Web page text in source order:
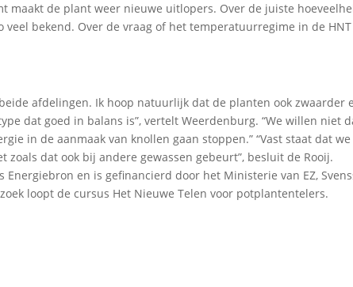
maakt de plant weer nieuwe uitlopers. Over de juiste
bekend. Over de vraag of het temperatuurregime in de
afdelingen. Ik hoop natuurlijk dat de planten ook zwaarder
dat goed in balans is”, vertelt Weerdenburg. “We willen niet
in de aanmaak van knollen gaan stoppen.” “Vast staat dat
zoals dat ook bij andere gewassen gebeurt”, besluit de Rooij.
en is gefinancierd door het Ministerie van EZ,
loopt de cursus Het Nieuwe Telen voor potplantentelers.